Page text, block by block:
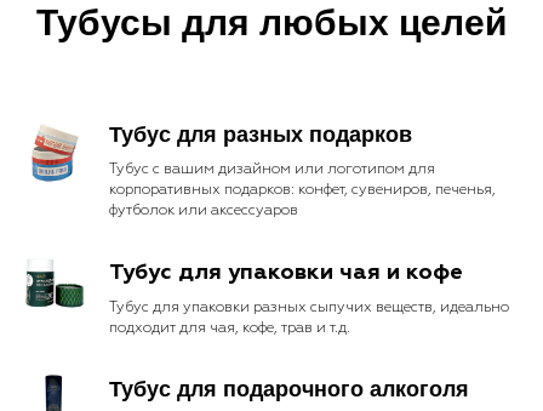
Тубусы для любых целей
Тубус для разных подарков
Тубус с вашим дизайном или логотипом для
корпоративных подарков: конфет, сувениров, печенья,
футболок или аксессуаров
Тубус для упаковки чая и кофе
Тубус для упаковки разных сыпучих веществ, идеально
подходит для чая, кофе, трав и т.д.
Тубус для подарочного алкоголя